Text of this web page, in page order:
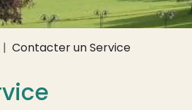
Contacter un Service